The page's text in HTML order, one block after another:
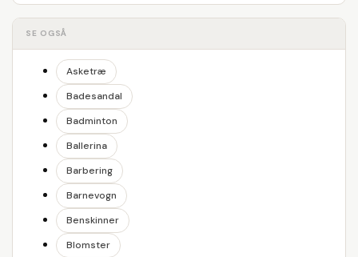
SE OGSÅ
Asketræ
Badesandal
Badminton
Ballerina
Barbering
Barnevogn
Benskinner
Blomster